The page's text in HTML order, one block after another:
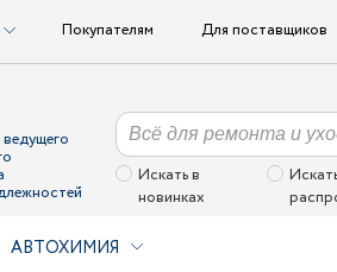
Покупателям Для поставщиков
Искать в
новинках
АВТОХИМИЯ